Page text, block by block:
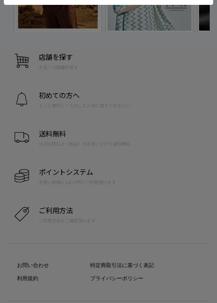
店舗を探す
お近くの店舗を探す
初めての方へ
もっと便利に！たのしむために覚えておきたい
送料無料
10,000円以上（税込）のお買い上げで送料無料
ポイントシステム
お買い物毎に1pt=1円でご利用頂けます
ご利用方法
ご利用方法をご確認頂けます
お問い合わせ
利用規約
特定商取引法に基づく表記
プライバシーポリシー